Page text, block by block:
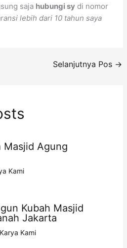
saja hubungi sy di nomor
lebih dari 10 tahun saya
Selanjutnya Pos →
Masjid Agung
Kami
Kubah Masjid
Jakarta
Karya Kami